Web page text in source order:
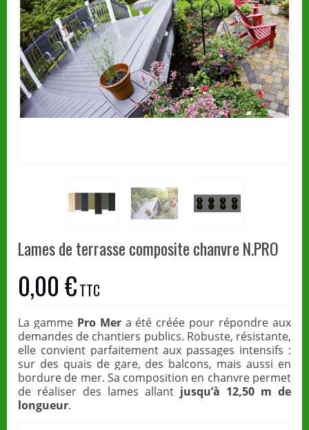
Lames de terrasse composite chanvre N.PRO
0,00 €TTC
La gamme Pro Mera été créée pour répondre aux
demandes de chantiers publics. Robuste, résistante,
elle convient parfaitement aux passages intensifs :
sur des quais de gare, des balcons, mais aussi en
bordure de mer. Sa composition en chanvre permet
de réaliser des lames allant jusqu’à 12,50 m de
longueur.